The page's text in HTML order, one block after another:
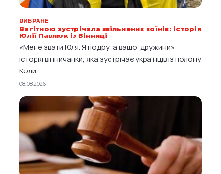
ВИБРАНЕ
Вагітною зустрічала звільнених воїнів: історія
Юлії Павлюк із Вінниці
«Мене звати Юля. Я подруга вашої дружини»:
історія вінничанки, яка зустрічає українців із полону
Коли...
08.08.2026